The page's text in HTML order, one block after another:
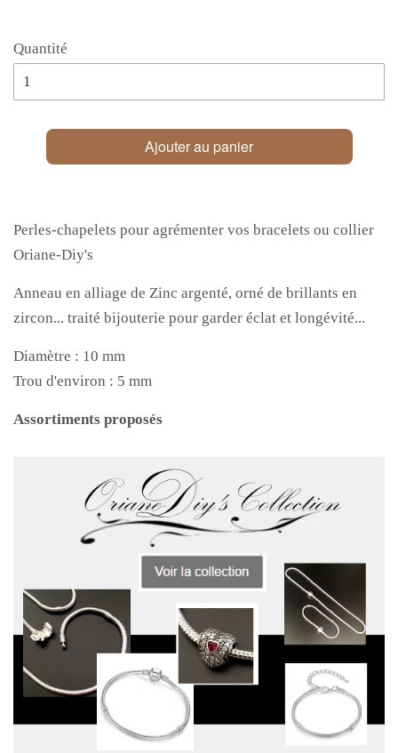
Quantité
Ajouter au panier
Perles-chapelets pour agrémenter vos bracelets ou collier
Oriane-Diy's
Anneau en alliage de Zinc argenté, orné de brillants en
zircon... traité bijouterie pour garder éclat et longévité...
Diamètre : 10 mm
Trou d'environ : 5 mm
Assortiments proposés